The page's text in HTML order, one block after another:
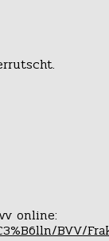
online:
BVV/